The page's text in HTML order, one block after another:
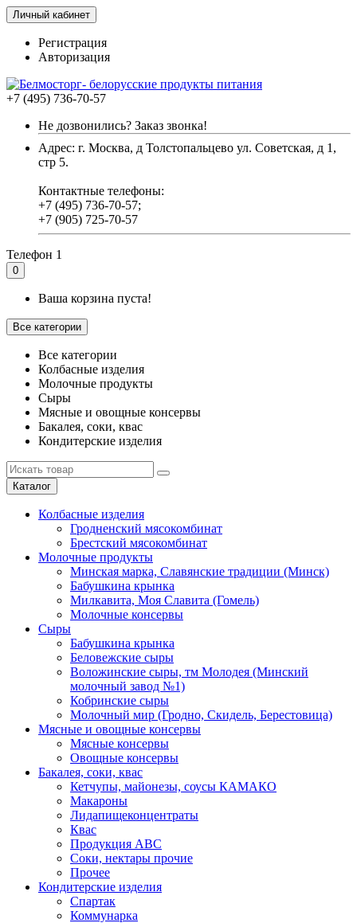
Личный кабинет
Регистрация
Авторизация
+7 (495) 736-70-57
Не дозвонились? Заказ звонка!
Адрес: г. Москва, д Толстопальцево ул. Советская, д 1,
стр 5.
Контактные телефоны:
+7 (495) 736-70-57;
+7 (905) 725-70-57
Телефон 1
0
Ваша корзина пуста!
Все категории
Все категории
Колбасные изделия
Молочные продукты
Сыры
Мясные и овощные консервы
Бакалея, соки, квас
Кондитерские изделия
Каталог
Колбасные изделия
Гродненский мясокомбинат
Брестский мясокомбинат
Молочные продукты
Минская марка, Славянские традиции (Минск)
Бабушкина крынка
Милкавита, Моя Славита (Гомель)
Молочные консервы
Сыры
Бабушкина крынка
Беловежские сыры
Воложинские сыры, тм Молодея (Минский
молочный завод №1)
Кобринские сыры
Молочный мир (Гродно, Скидель, Берестовица)
Мясные и овощные консервы
Мясные консервы
Овощные консервы
Бакалея, соки, квас
Кетчупы, майонезы, соусы КАМАКО
Макароны
Лидапищеконцентраты
Квас
Продукция АВС
Соки, нектары прочие
Прочее
Кондитерские изделия
Спартак
Коммунарка